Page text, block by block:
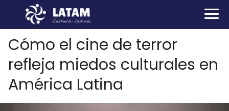
Cómo el cine de terror
refleja miedos culturales en
América Latina